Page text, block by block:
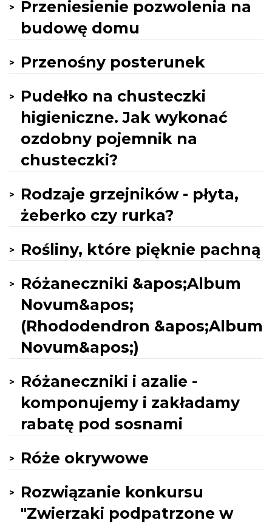
Przeniesienie pozwolenia na
budowę domu
Przenośny posterunek
Pudełko na chusteczki
higieniczne. Jak wykonać
ozdobny pojemnik na
chusteczki?
Rodzaje grzejników - płyta,
żeberko czy rurka?
Rośliny, które pięknie pachną
Różaneczniki &apos;Album
Novum&apos;
(Rhododendron &apos;Album
Novum&apos;)
Różaneczniki i azalie -
komponujemy i zakładamy
rabatę pod sosnami
Róże okrywowe
Rozwiązanie konkursu
"Zwierzaki podpatrzone w